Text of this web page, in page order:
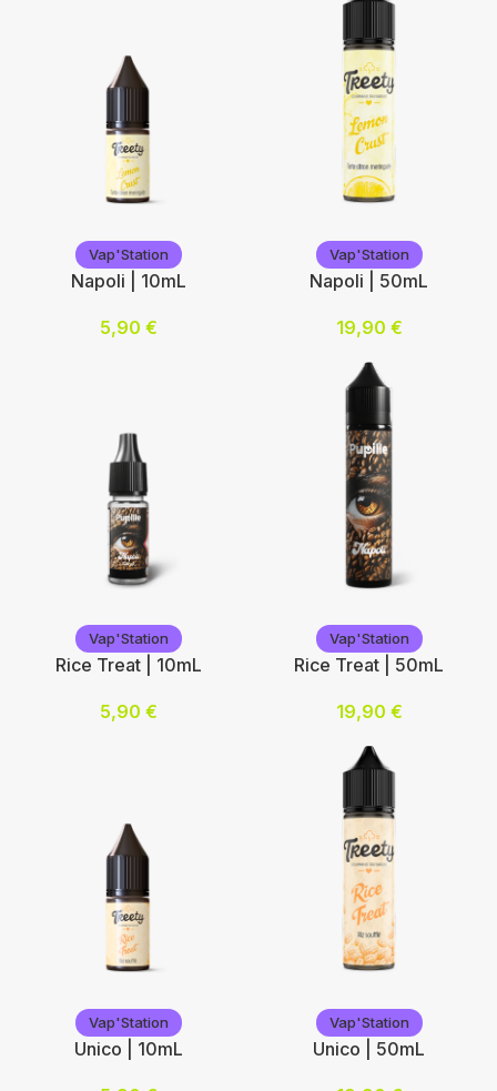
Choix des options
Vap'Station
Choix des options
Vap'Station
Ajouter au panier
Vap'Station
Napoli | 10mL
5,90 €
Vap'Station
Nicotine (mg/mL) :
Choix des options
Vap'Station
Napoli | 50mL
19,90 €
Vap'Station
Ajouter au panier
Vap'Station
Rice Treat | 10mL
5,90 €
Vap'Station
Vap'Station
Rice Treat | 50mL
19,90 €
Vap'Station
Vap'Station
Unico | 10mL
Vap'Station
Unico | 50mL